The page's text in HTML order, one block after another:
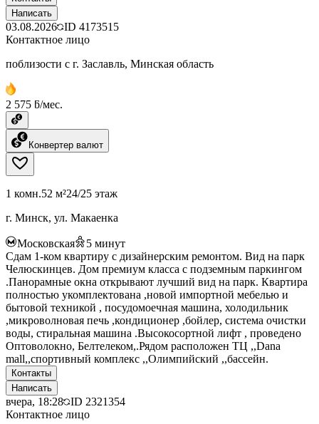
Написать
03.08.2026 ID 4173515
Контактное лицо
поблизости с г. Заславль, Минская область
2 575 ƃ/мес.
Конвертер валют
1 комн.52 м²24/25 этаж
г. Минск, ул. Макаенка
Московская 5 минут
Сдам 1-ком квартиру с дизайнерским ремонтом. Вид на парк
Челюскинцев. Дом премиум класса с подземным паркингом
.Панорамные окна открывают лучший вид на парк. Квартира
полностью укомплектована ,новой импортной мебелью и
бытовой техникой , посудомоечная машина, холодильник
,микроволновая печь ,кондиционер ,бойлер, система очистки
воды, стиральная машина .Высокосортной лифт , проведено
Оптоволокно, Белтелеком,.Рядом расположен ТЦ ,,Dana
mall,,спортивный комплекс ,,Олимпийский ,,бассейн.
Контакты
Написать
вчера, 18:28 ID 2321354
Контактное лицо